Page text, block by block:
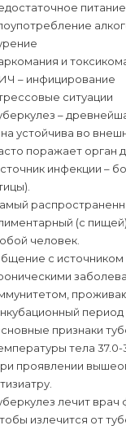
питание
и
– инфицирование
ситуации
–
устойчива во
поражает орган
инфекции –
(с
человек.
с источником
период
признаки
тела
проявлении
лечит врач
излечится от